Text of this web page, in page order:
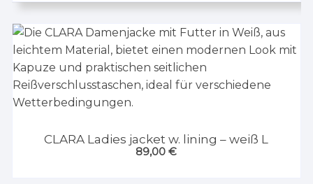
CLARA Ladies jacket w. lining – weiß L
89,00€